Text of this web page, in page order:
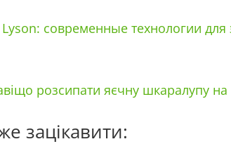
современные технологии
розсипати яєчну шкаралупу
зацікавити: